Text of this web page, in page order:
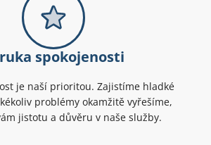
spokojenosti
je naší prioritou. Zajistíme hladké
problémy okamžitě vyřešíme,
jistotu a důvěru v naše služby.